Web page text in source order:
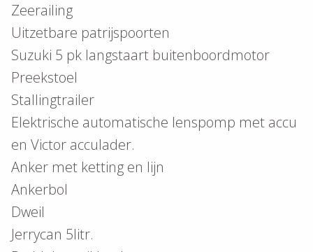
Zeerailing
Uitzetbare patrijspoorten
Suzuki 5 pk langstaart buitenboordmotor
Preekstoel
Stallingtrailer
Elektrische automatische lenspomp met accu
en Victor acculader.
Anker met ketting en lijn
Ankerbol
Dweil
Jerrycan 5litr.